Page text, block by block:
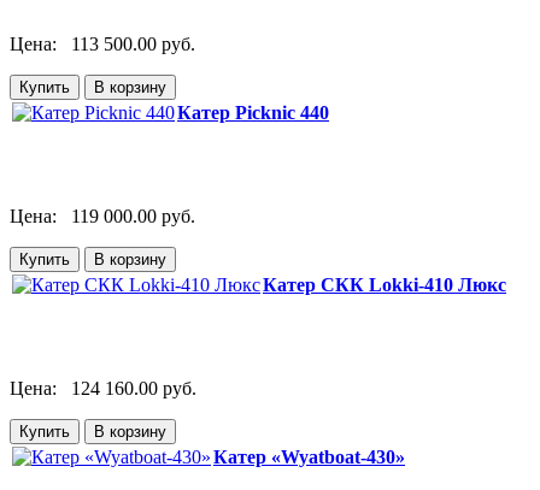
Цена: 113 500.00 руб.
Катер Picknic 440
Цена: 119 000.00 руб.
Катер СКК Lokki-410 Люкс
Цена: 124 160.00 руб.
Катер «Wyatboat-430»